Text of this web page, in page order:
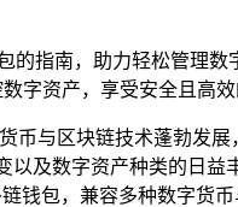
的指南，助力轻松管理
字资产，享受安全且高效
币与区块链技术蓬勃发展
以及数字资产种类的日
钱包，兼容多种数字货